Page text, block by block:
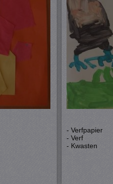
- Verfpapier
- Verf
- Kwasten